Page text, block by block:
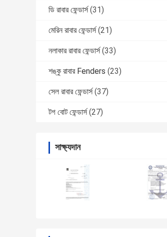
ডি রাবার ফেন্ডার্স (31)
মেরিন রাবার ফেন্ডার্স (21)
নলাকার রাবার ফেন্ডার্স (33)
শঙ্কু রাবার Fenders (23)
সেল রাবার ফেন্ডার্স (37)
টগ বোট ফেন্ডার্স (27)
সাক্ষ্যদান